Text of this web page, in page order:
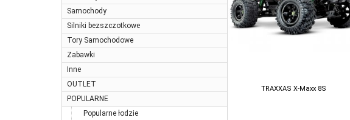
Samochody
Silniki bezszczotkowe
Tory Samochodowe
Zabawki
Inne
OUTLET
POPULARNE
Popularne łodzie
TRAXXAS X-Maxx 8S